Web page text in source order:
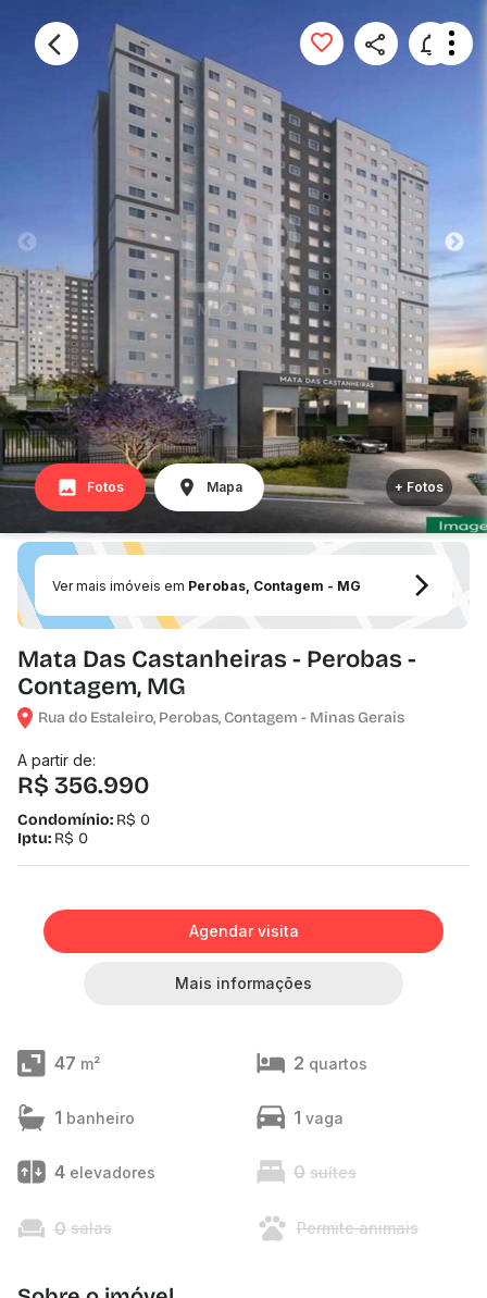
Fotos Mapa + Fotos
Ver mais imóveis em Perobas, Contagem - MG
Mata Das Castanheiras - Perobas -
Contagem, MG
Rua do Estaleiro, Perobas, Contagem - Minas Gerais
A partir de:
R$ 356.990
Condomínio: R$ 0
Iptu: R$ 0
Agendar visita
Mais informações
47 m² 2 quartos
1 banheiro 1 vaga
4 elevadores 0 suítes
0 salas Permite animais